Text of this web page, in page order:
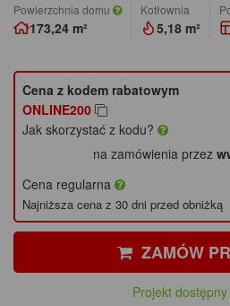
Powierzchnia domu
173,24 m²
Kotłownia
5,18 m²
Cena z kodem rabatowym
ONLINE200
Jak skorzystać z kodu?
na zamówienia przez
Cena regularna
Najniższa cena z 30 dni przed obniżką
ZAMÓW
Projekt